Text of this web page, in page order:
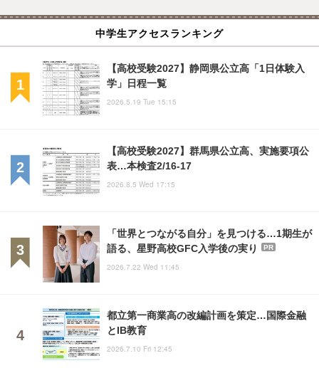
中学生アクセスランキング
【高校受験2027】静岡県公立高「1日体験入
学」日程一覧
2026.5.19 Tue 15:15
【高校受験2027】群馬県公立高、実施要項公
表…本検査2/16-17
2026.8.5 Wed 17:15
「世界とつながる自分」を見つける…1期生が
語る、星野高校GFC入学後の実り
PR
2026.7.22 Wed 11:45
都立第一商業高の改編計画を策定…国際金融
とIB教育
2026.7.10 Fri 12:45